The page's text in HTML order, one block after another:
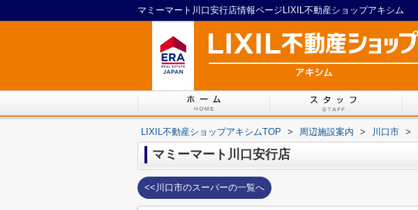
マミーマート川口安行店情報ページLIXIL不動産ショップアキシム
LIXIL不動産ショップアキシムTOP > 周辺施設案内 > 川口市 >
マミーマート川口安行店
<<川口市のスーパーの一覧へ